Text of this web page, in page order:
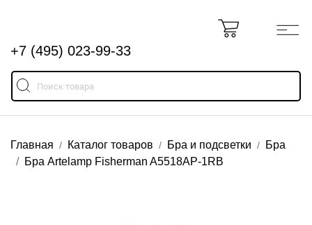
+7 (495) 023-99-33
Главная Каталог товаров Бра и подсветки
Бра
Бра Artelamp Fisherman A5518AP-1RB